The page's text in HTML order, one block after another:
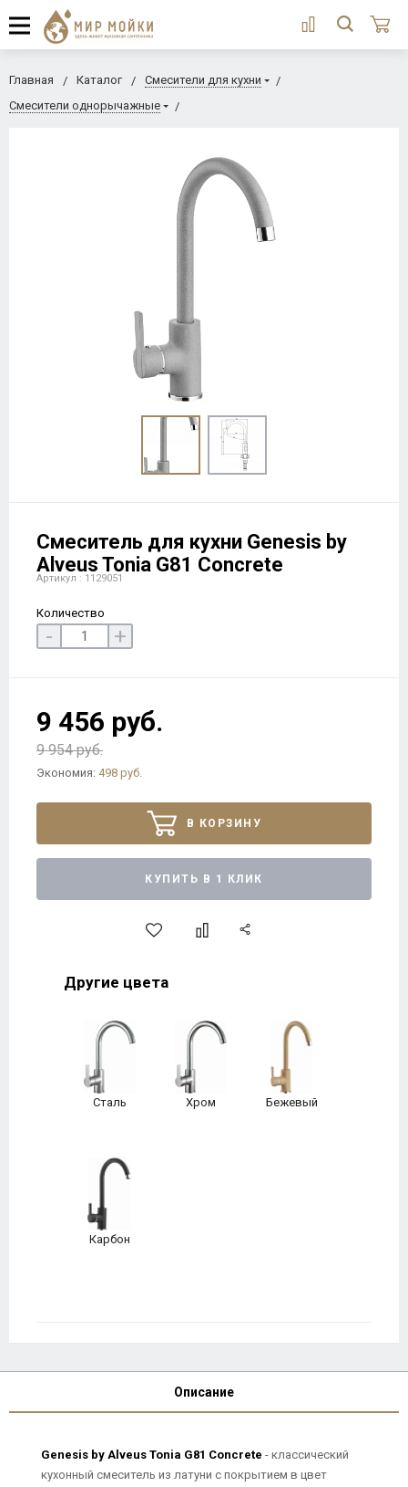
Главная Каталог
Смесители для кухни
Смесители однорычажные
Смеситель для кухни Genesis by
Alveus Tonia G81 Concrete
Артикул : 1129051
Количество
- +
9 456 руб.
9 954 руб.
Экономия: 498 руб.
В КОРЗИНУ
КУПИТЬ В 1 КЛИК
Другие цвета
Сталь Хром Бежевый
Карбон
Описание
Genesis by Alveus Tonia G81 Concrete - классический
кухонный смеситель из латуни с покрытием в цвет